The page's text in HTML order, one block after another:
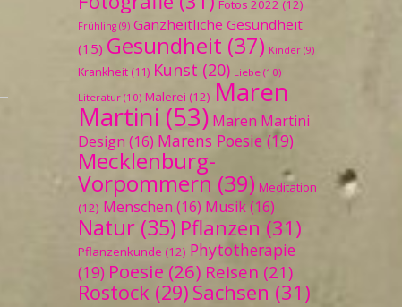
Fotos 2022 (12)
Frühling (9) Ganzheitliche Gesundheit
(15) Gesundheit (37) Kinder (9)
Krankheit (11) Kunst (20) Liebe (10)
Literatur (10) Malerei (12) Maren
Martini (53) Maren Martini
Design (16) Marens Poesie (19)
Mecklenburg-
Vorpommern (39) Meditation
(12) Menschen (16) Musik(16)
Natur (35) Pflanzen (31)
Pflanzenkunde (12) Phytotherapie
(19) Poesie (26) Reisen (21)
Rostock (29) Sachsen (31)